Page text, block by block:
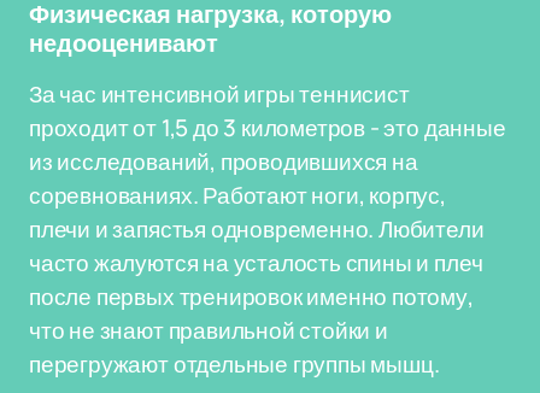
Физическая нагрузка, которую
недооценивают
За час интенсивной игры теннисист
проходит от 1,5 до 3 километров - это данные
из исследований, проводившихся на
соревнованиях. Работают ноги, корпус,
плечи и запястья одновременно. Любители
часто жалуются на усталость спины и плеч
после первых тренировок именно потому,
что не знают правильной стойки и
перегружают отдельные группы мышц.